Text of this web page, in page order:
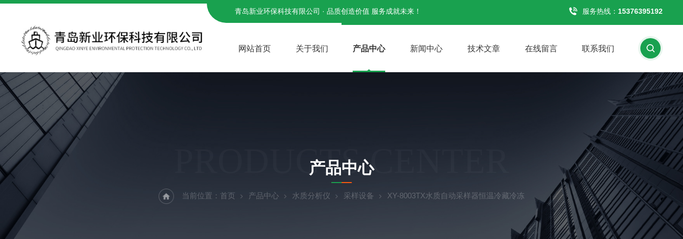
青岛新业环保科技有限公司 · 品质创造价值 服务成就未来！ 服务热线： 15376395192
网站首页 关于我们 产品中心 新闻中心 技术文章 在线留言 联系我们
PRODUCTS CENTER
产品中心
当前位置： 首页 产品中心 水质分析仪 采样设备 XY-8003TX水质自动采样器恒温冷藏冷冻